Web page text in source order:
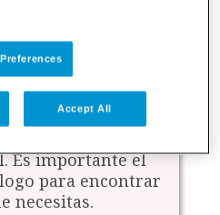
Es importante el
para encontrar
necesitas.
Accept All